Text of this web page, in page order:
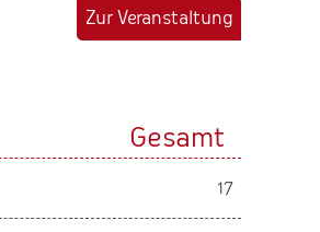
Zur Veranstaltung
Gesamt
17